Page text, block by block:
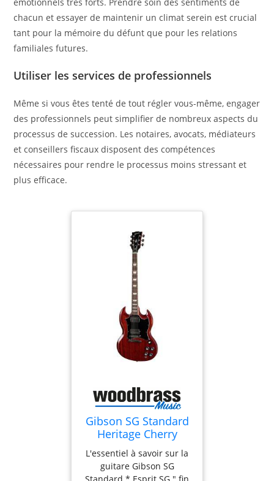
chacun et essayer de maintenir un climat serein est crucial
tant pour la mémoire du défunt que pour les relations
familiales futures.
Utiliser les services de professionnels
Même si vous êtes tenté de tout régler vous-même, engager
des professionnels peut simplifier de nombreux aspects du
processus de succession. Les notaires, avocats, médiateurs
et conseillers fiscaux disposent des compétences
nécessaires pour rendre le processus moins stressant et
plus efficace.
Gibson SG Standard
Heritage Cherry
Modern
L'essentiel à savoir sur la
guitare Gibson SG